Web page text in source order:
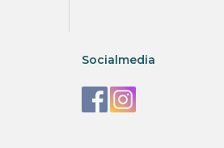
Socialmedia